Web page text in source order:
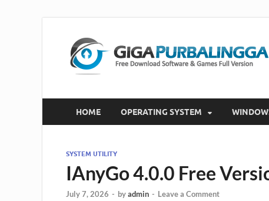
HOME OPERATING SYSTEM
SYSTEM UTILITY
IAnyGo 4.0.0 Free
July 7, 2026 - byadmin - Leave a Comment